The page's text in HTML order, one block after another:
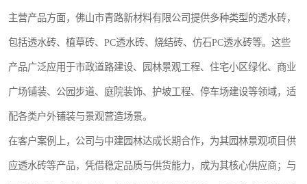
主营产品方面，佛山市青路新材料有限公司提供多种类型的透水砖，
包括透水砖、植草砖、PC透水砖、烧结砖、仿石PC透水砖等。这些
产品广泛应用于市政道路建设、园林景观工程、住宅小区绿化、商业
广场铺装、公园步道、庭院装饰、护坡工程、停车场建设等领域，适
配各类户外铺装与景观营造场景。
在客户案例上，公司与中建园林达成长期合作，为其园林景观项目供
应透水砖等产品，凭借稳定品质与供货能力，成为其核心供应商；与